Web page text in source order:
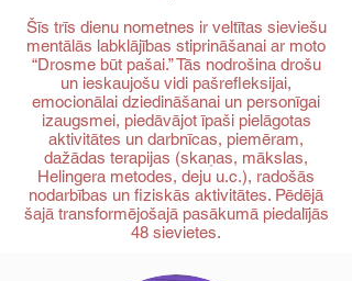
Šīs trīs dienu nometnes ir veltītas sieviešu
mentālās labklājības stiprināšanai ar moto
“Drosme būt pašai.” Tās nodrošina drošu
un ieskaujošu vidi pašrefleksijai,
emocionālai dziedināšanai un personīgai
izaugsmei, piedāvājot īpaši pielāgotas
aktivitātes un darbnīcas, piemēram,
dažādas terapijas (skaņas, mākslas,
Helingera metodes, deju u.c.), radošās
nodarbības un fiziskās aktivitātes. Pēdējā
šajā transformējošajā pasākumā piedalījās
48 sievietes.